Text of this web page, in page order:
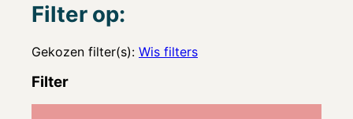
Filter op:
Gekozen filter(s): Wis filters
Filter